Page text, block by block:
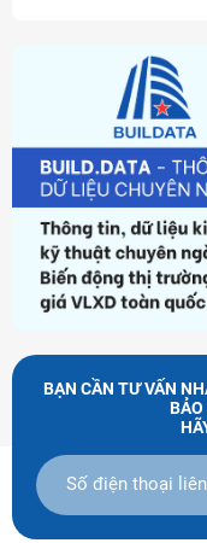
BẠN CẦN TƯ VẤN
BẢO